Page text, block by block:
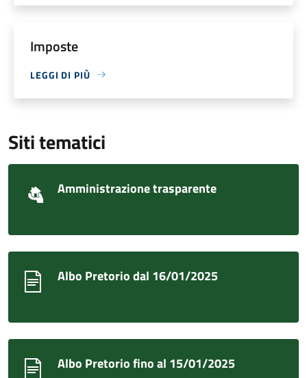
Imposte
LEGGI DI PIÙ
Siti tematici
Amministrazione trasparente
Albo Pretorio dal 16/01/2025
Albo Pretorio fino al 15/01/2025